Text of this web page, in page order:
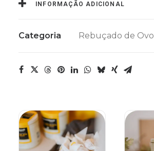
INFORMAÇÃO ADICIONAL
Categoria Rebuçado de Ovo